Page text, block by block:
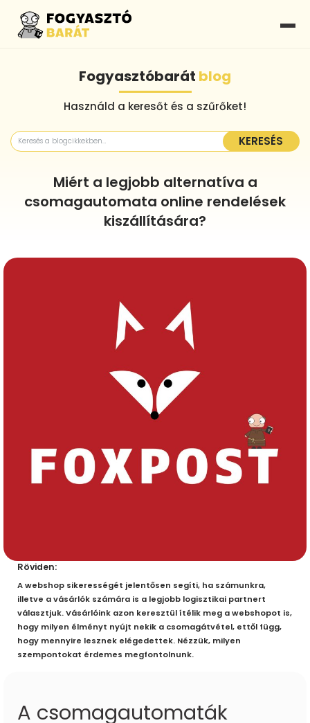
Fogyasztóbarát blog
Használd a keresőt és a szűrőket!
KERESÉS
Miért a legjobb alternatíva a
csomagautomata online rendelések
kiszállítására?
Röviden:
A webshop sikerességét jelentősen segíti, ha számunkra,
illetve a vásárlók számára is a legjobb logisztikai partnert
választjuk. Vásárlóink azon keresztül ítélik meg a webshopot is,
hogy milyen élményt nyújt nekik a csomagátvétel, ettől függ,
hogy mennyire lesznek elégedettek. Nézzük, milyen
szempontokat érdemes megfontolnunk.
A csomagautomaták